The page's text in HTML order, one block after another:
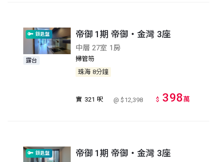
鎖匙盤
露台
帝御 1期 帝御‧金灣 3座
中層 27室 1房
掃管笏
珠海 8分鐘
實 321 呎 @ $12,398 $ 398萬
鎖匙盤 帝御 1期 帝御‧金灣 3座